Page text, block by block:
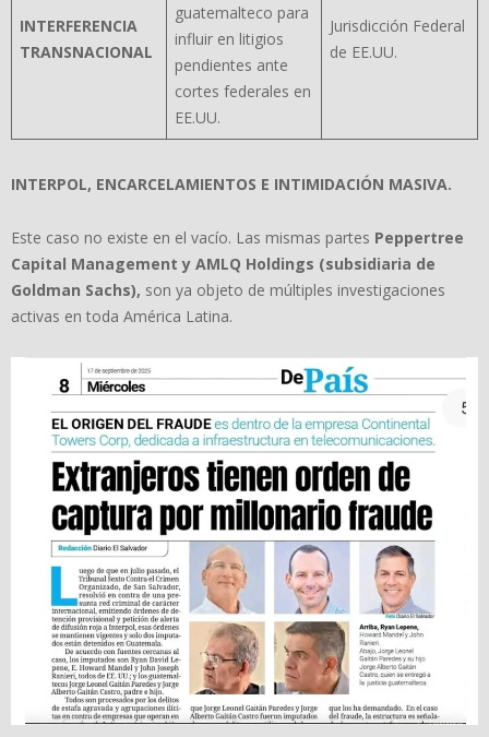
INTERFERENCIA
TRANSNACIONAL
guatemalteco para
influir en litigios
pendientes ante
cortes federales en
EE.UU.
Jurisdicción Federal
de EE.UU.
INTERPOL, ENCARCELAMIENTOS E INTIMIDACIÓN MASIVA.
Este caso no existe en el vacío. Las mismas partes Peppertree
Capital Management y AMLQ Holdings (subsidiaria de
Goldman Sachs), son ya objeto de múltiples investigaciones
activas en toda América Latina.